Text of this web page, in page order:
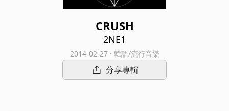
CRUSH
2NE1
2014-02-27 · 韓語/流行音樂
分享專輯